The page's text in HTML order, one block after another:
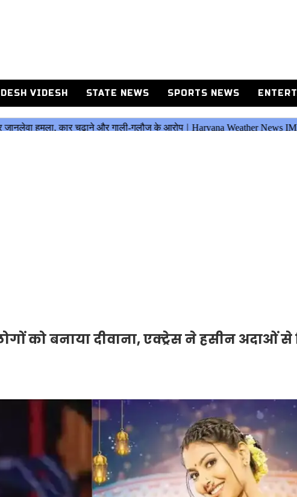
DESH VIDESH STATE NEWS SPORTS NEWS
को बनाया दीवाना, एक्ट्रेस ने हसीन अदाओं से